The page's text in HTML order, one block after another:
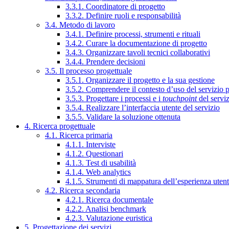
3.3.1. Coordinatore di progetto
3.3.2. Definire ruoli e responsabilità
3.4. Metodo di lavoro
3.4.1. Definire processi, strumenti e rituali
3.4.2. Curare la documentazione di progetto
3.4.3. Organizzare tavoli tecnici collaborativi
3.4.4. Prendere decisioni
3.5. Il processo progettuale
3.5.1. Organizzare il progetto e la sua gestione
3.5.2. Comprendere il contesto d’uso del servizio
3.5.3. Progettare i processi e i touchpointdel
3.5.4. Realizzare l’interfaccia utente del servizio
3.5.5. Validare la soluzione ottenuta
4. Ricerca progettuale
4.1. Ricerca primaria
4.1.1. Interviste
4.1.2. Questionari
4.1.3. Test di usabilità
4.1.4. Web analytics
4.1.5. Strumenti di mappatura dell’esperienza
4.2. Ricerca secondaria
4.2.1. Ricerca documentale
4.2.2. Analisi benchmark
4.2.3. Valutazione euristica
5. Progettazione dei servizi